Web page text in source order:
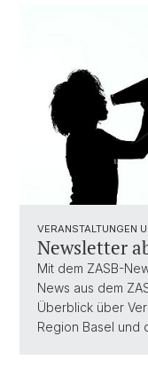
VERANSTALTUNGEN
Newsletter
Mit dem ZASB-
News aus dem
Überblick über
Region Basel und